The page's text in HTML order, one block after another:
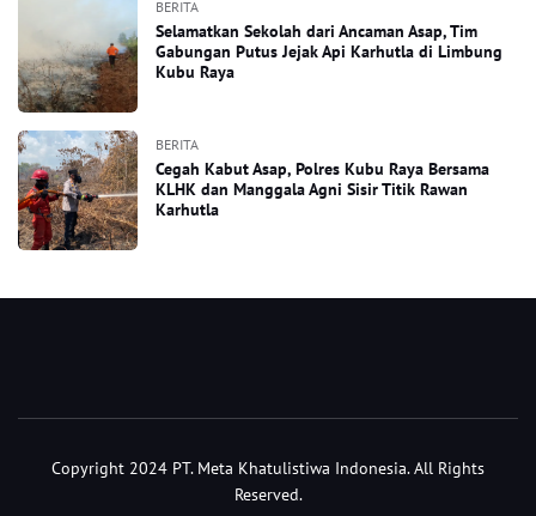
BERITA
Selamatkan Sekolah dari Ancaman Asap, Tim
Gabungan Putus Jejak Api Karhutla di Limbung
Kubu Raya
BERITA
Cegah Kabut Asap, Polres Kubu Raya Bersama
KLHK dan Manggala Agni Sisir Titik Rawan
Karhutla
Copyright 2024 PT. Meta Khatulistiwa Indonesia. All Rights
Reserved.